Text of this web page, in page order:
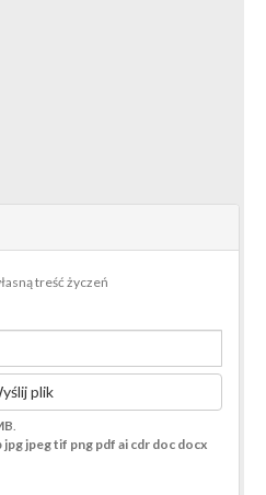
treść życzeń
plik
.
jpg jpeg tif png pdf ai cdr doc docx